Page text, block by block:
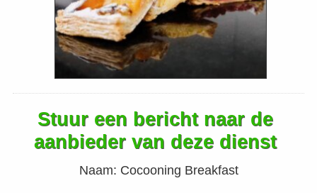
Stuur een bericht naar de
aanbieder van deze dienst
Naam: Cocooning Breakfast